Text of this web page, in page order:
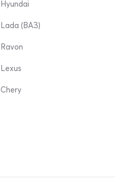
Hyundai
Lada (ВАЗ)
Ravon
Lexus
Chery